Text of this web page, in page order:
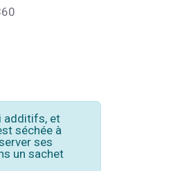
additifs, et
séchée à
ses
un sachet